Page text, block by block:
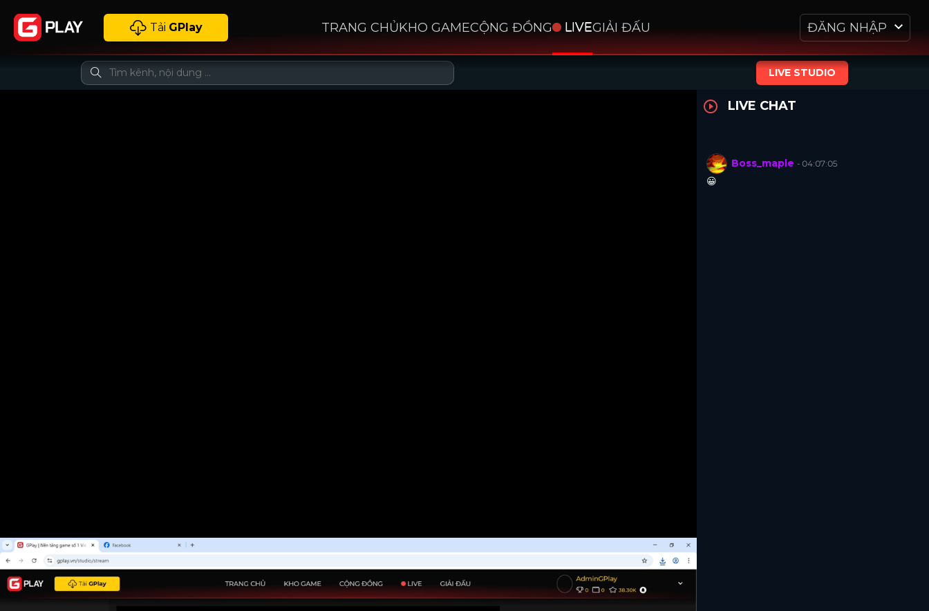
Tải GPlay TRANG CHỦKHO GAMECỘNG ĐỒNG LIVEGIẢI ĐẤU ĐĂNG NHẬP
LIVE STUDIO
LIVE CHAT
Boss_maple - 04:07:05
😀